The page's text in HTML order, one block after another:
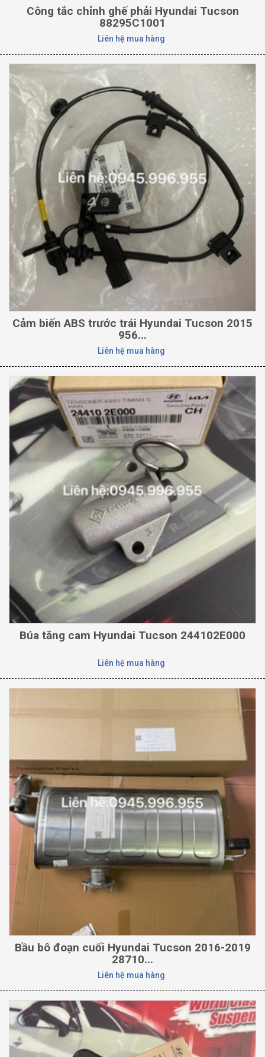
Công tắc chỉnh ghế phải Hyundai Tucson
88295C1001
Liên hệ mua hàng
Cảm biến ABS trước trái Hyundai Tucson 2015
956...
Liên hệ mua hàng
Búa tăng cam Hyundai Tucson 244102E000
Liên hệ mua hàng
Bầu bô đoạn cuối Hyundai Tucson 2016-2019
28710...
Liên hệ mua hàng